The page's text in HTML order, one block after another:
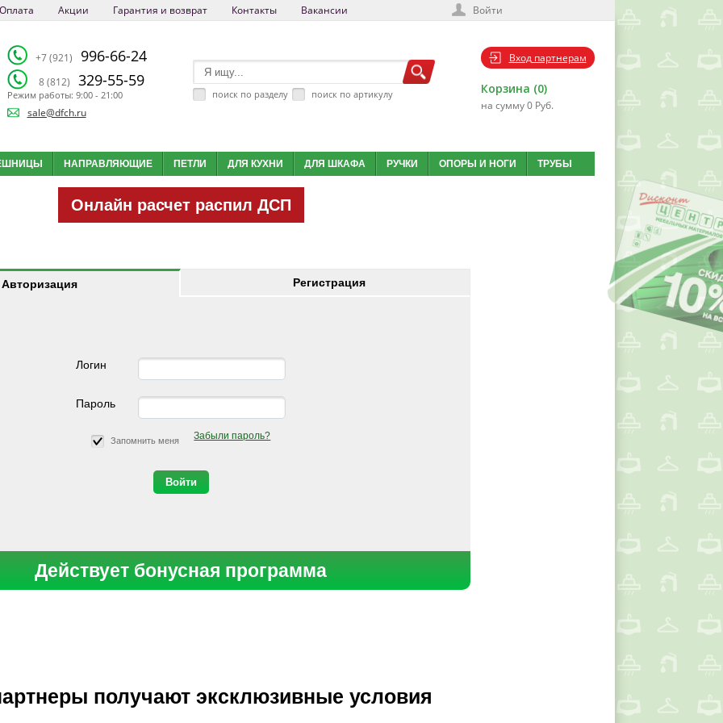
Акции Гарантия и возврат Контакты Вакансии Войти
+7 (921) 996-66-24
8 (812) 329-55-59
Режим работы: 9:00 - 21:00
sale@dfch.ru
поиск по разделу поиск по артикулу
Вход партнерам
Корзина (0)
на сумму 0 Руб.
НАПРАВЛЯЮЩИЕ ПЕТЛИ ДЛЯ КУХНИ ДЛЯ ШКАФА РУЧКИ ОПОРЫ И НОГИ ТРУБЫ
Онлайн расчет распил ДСП
Авторизация Регистрация
Логин
Пароль
Запомнить меня Забыли пароль?
Действует бонусная программа
получают эксклюзивные условия